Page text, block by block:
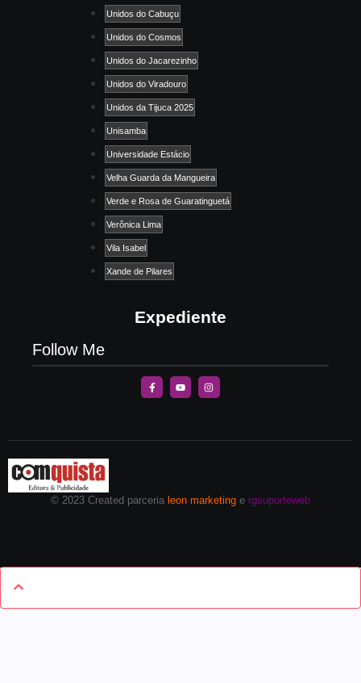
Unidos do Cabuçu
Unidos do Cosmos
Unidos do Jacarezinho
Unidos do Viradouro
Unidos da Tijuca 2025
Unisamba
Universidade Estácio
Velha Guarda da Mangueira
Verde e Rosa de Guaratinguetá
Verônica Lima
Vila Isabel
Xande de Pilares
Expediente
Follow Me
© 2023 Created parceria leon marketing e rgsuporteweb